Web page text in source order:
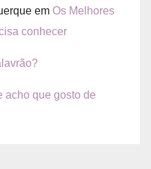
em Os Melhores
conhecer
acho que gosto de